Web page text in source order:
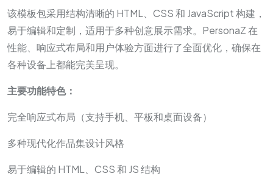
该模板包采用结构清晰的 HTML、CSS 和 JavaScript 构建，
易于编辑和定制，适用于多种创意展示需求。PersonaZ 在
性能、响应式布局和用户体验方面进行了全面优化，确保在
各种设备上都能完美呈现。
主要功能特色：
完全响应式布局（支持手机、平板和桌面设备）
多种现代化作品集设计风格
易于编辑的 HTML、CSS 和 JS 结构